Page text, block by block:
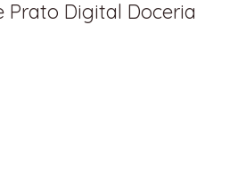
Prato Digital Doceria